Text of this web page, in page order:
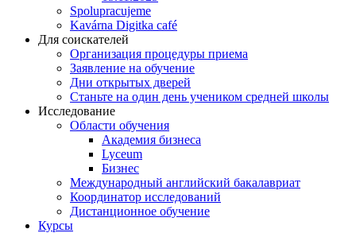
Spolupracujeme
Kavárna Digitka café
Для соискателей
Организация процедуры приема
Заявление на обучение
Дни открытых дверей
Станьте на один день учеником средней школы
Исследование
Области обучения
Академия бизнеса
Lyceum
Бизнес
Международный английский бакалавриат
Координатор исследований
Дистанционное обучение
Курсы